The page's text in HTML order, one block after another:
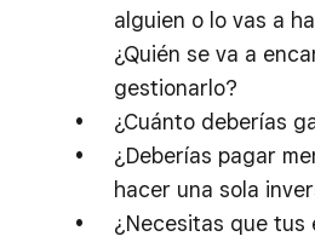
alguien o lo vas a
¿Quién se va a
gestionarlo?
¿Cuánto deberías
¿Deberías pagar
hacer una sola
¿Necesitas que tus